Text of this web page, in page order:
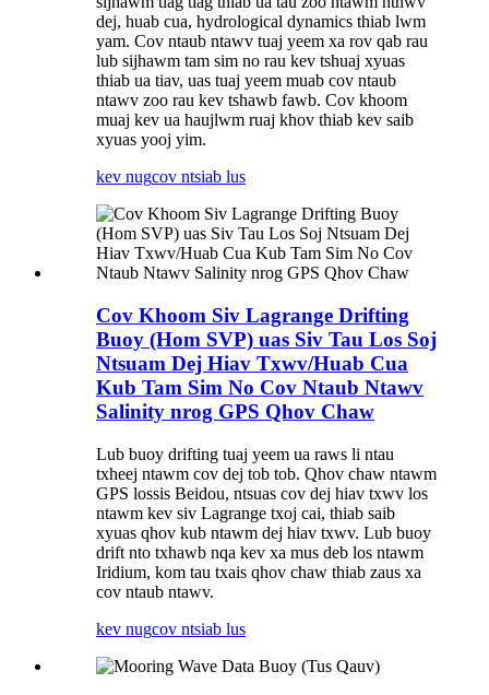
dej, huab cua, hydrological dynamics thiab lwm
yam. Cov ntaub ntawv tuaj yeem xa rov qab rau
lub sijhawm tam sim no rau kev tshuaj xyuas
thiab ua tiav, uas tuaj yeem muab cov ntaub
ntawv zoo rau kev tshawb fawb. Cov khoom
muaj kev ua haujlwm ruaj khov thiab kev saib
xyuas yooj yim.
kev nugcov ntsiab lus
Cov Khoom Siv Lagrange Drifting
Buoy (Hom SVP) uas Siv Tau Los Soj
Ntsuam Dej Hiav Txwv/Huab Cua
Kub Tam Sim No Cov Ntaub Ntawv
Salinity nrog GPS Qhov Chaw
Lub buoy drifting tuaj yeem ua raws li ntau
txheej ntawm cov dej tob tob. Qhov chaw ntawm
GPS lossis Beidou, ntsuas cov dej hiav txwv los
ntawm kev siv Lagrange txoj cai, thiab saib
xyuas qhov kub ntawm dej hiav txwv. Lub buoy
drift nto txhawb nqa kev xa mus deb los ntawm
Iridium, kom tau txais qhov chaw thiab zaus xa
cov ntaub ntawv.
kev nugcov ntsiab lus